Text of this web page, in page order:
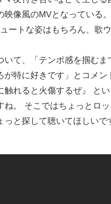
映像風のMVとなっている
ートな姿はもちろん、歌
て、「テンポ感を掴む
が特に好きです」とコメ
触れると火傷するぜ』 と
ね。 そこではちょっとロ
と探して聴いてほしいで